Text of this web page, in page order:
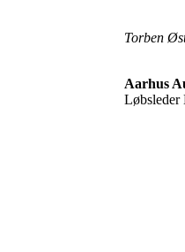
Torben
Aarhus
Løbsleder